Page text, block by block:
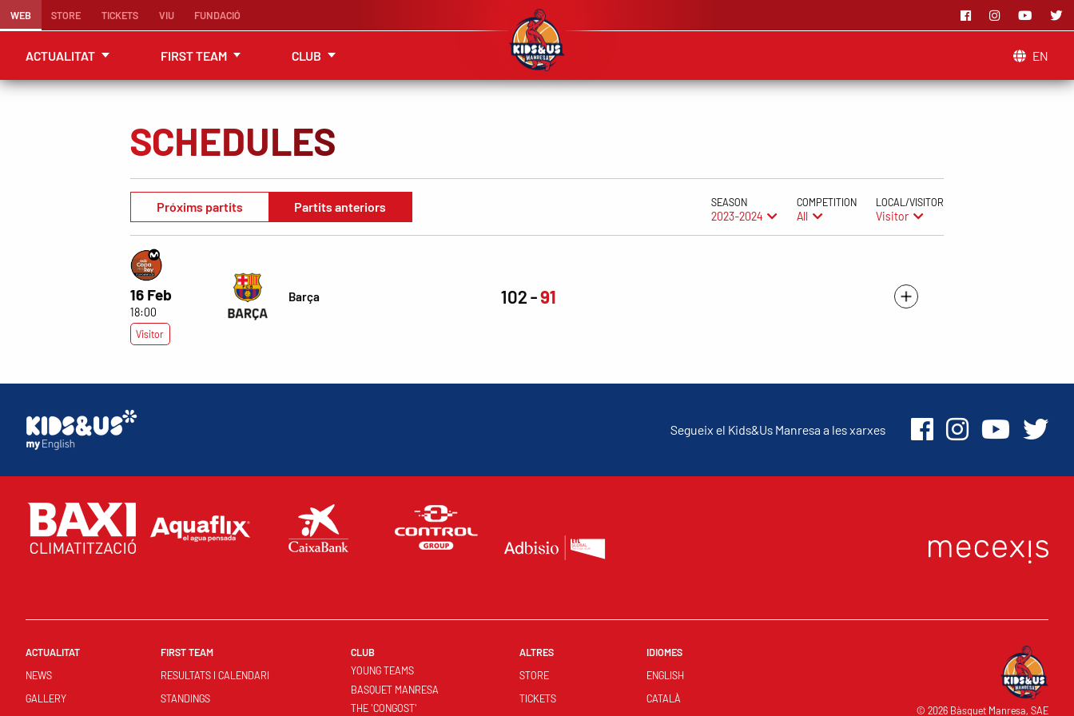
WEB STORE TICKETS VIU FUNDACIÓ
ACTUALITAT FIRST TEAM CLUB EN
SCHEDULES
Próxims partits Partits anteriors SEASON
2023-2024
COMPETITION
All
LOCAL/VISITOR
Visitor
16 Feb
18:00
Visitor
Barça 102 91
Segueix el Kids&Us Manresa a les xarxes
ACTUALITAT
NEWS
GALLERY
FIRST TEAM
RESULTATS I CALENDARI
STANDINGS
CLUB
YOUNG TEAMS
BASQUET MANRESA
THE 'CONGOST'
ALTRES
STORE
TICKETS
IDIOMES
ENGLISH
CATALÀ
© 2026 Bàsquet Manresa, SAE